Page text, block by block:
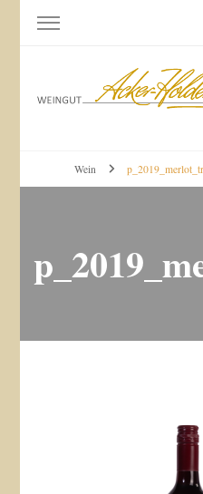
Weingut Acker-
Bodenheim RHEINHESSEN
Wein